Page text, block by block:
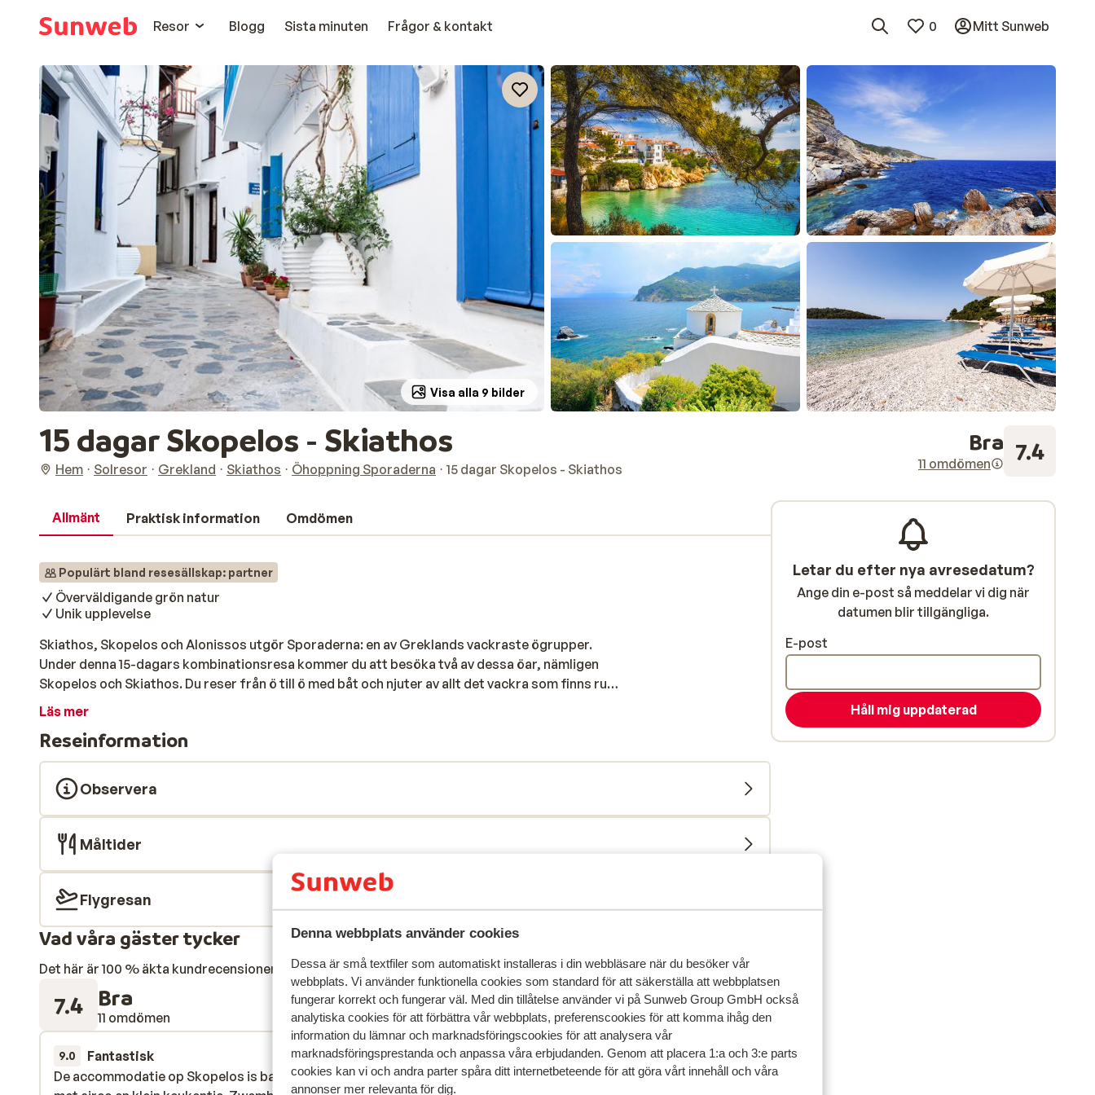
Denna webbplats använder cookies
Dessa är små textfiler som automatiskt installeras i din webbläsare när du besöker vår
webbplats. Vi använder funktionella cookies som standard för att säkerställa att webbplatsen
fungerar korrekt och fungerar väl. Med din tillåtelse använder vi på Sunweb Group GmbH också
analytiska cookies för att förbättra vår webbplats, preferenscookies för att komma ihåg den
information du lämnar och marknadsföringscookies för att analysera vår
marknadsföringsprestanda och anpassa våra erbjudanden. Genom att placera 1:a och 3:e parts
cookies kan vi och andra parter spåra ditt internetbeteende för att göra vårt innehåll och våra
annonser mer relevanta för dig.
Resor
Blogg Sista minuten Frågor & kontakt 0 Mitt Sunweb
Visa alla 9 bilder
15 dagar Skopelos - Skiathos
Hem Solresor Grekland Skiathos Öhoppning Sporaderna 15 dagar Skopelos - Skiathos
Bra
11 omdömen 7.4
Allmänt Praktisk information Omdömen
Populärt bland resesällskap: partner
Överväldigande grön natur
Unik upplevelse
Skiathos, Skopelos och Alonissos utgör Sporaderna: en av Greklands vackraste ögrupper.
Under denna 15-dagars kombinationsresa kommer du att besöka två av dessa öar, nämligen
Skopelos och Skiathos. Du reser från ö till ö med båt och njuter av allt det vackra som finns runt
omkring dig på vägen. De långa sandstränderna, romantiska vikarna och pittoreska byarna... de
Boendet är oftast en enkel men ren studio. På båda öarna möts ni av en transfer som tar er till
ert boende. Standarden på boendet är i genomsnitt 2,5*. Du flyger till ön Skiathos och bor sedan
7 nätter på Skopelos och 7 nätter på Skiathos. Ni besöker Skiathos sist, eftersom det är där
planet går hem igen. Beroende på olika förhållanden på plats, t.ex. vädret, kommer resplanen
att fastställas när du är på plats. Resplanen kan därför komma att ändras när som helst.
Läs mer
Reseinformation
Observera
Måltider
Flygresan
Vad våra gäster tycker
Det här är 100 % äkta kundrecensioner som verkligen speglar deras upplevelser av vår produkt.Mer om recensioner
7.4 Bra
11 omdömen Mest bokad av partner
9.0 Fantastisk
för 2 veckor sedan
De accommodatie op Skopelos is basic maar schoon
De accommodatie op Skopelos is basic maar schoon
7.4 Bra
29 juni 2026
De studio op Skopelos was eenvoudig . Het keukentje
De studio op Skopelos was eenvoudig . Het keukentje
Letar du efter nya avresedatum?
Ange din e-post så meddelar vi dig när
datumen blir tillgängliga.
E-post
Håll mig uppdaterad